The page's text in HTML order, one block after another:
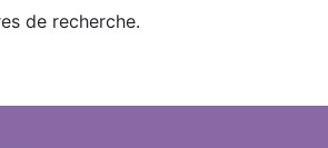
de recherche.